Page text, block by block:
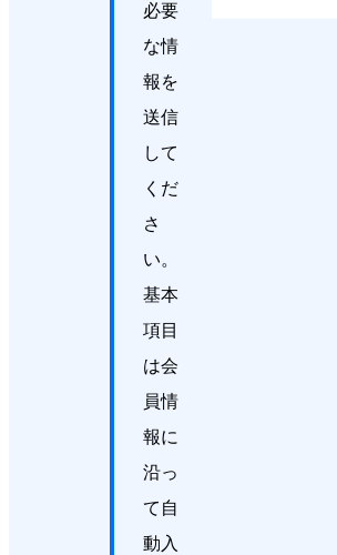
必要
な情
報を
送信
して
くだ
さ
い。
基本
項目
は会
員情
報に
沿っ
て自
動入